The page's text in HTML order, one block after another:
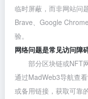
临时屏蔽，而非网站问
Brave、 Google Chrome
验。
网络问题是常见访问障
部分区块链或NFT网
通过MadWeb3导航查
或备用链接，获取可靠